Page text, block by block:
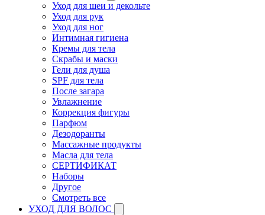
Уход для шеи и декольте
Уход для рук
Уход для ног
Интимная гигиена
Кремы для тела
Скрабы и маски
Гели для душа
SPF для тела
После загара
Увлажнение
Коррекция фигуры
Парфюм
Дезодоранты
Массажные продукты
Масла для тела
СЕРТИФИКАТ
Наборы
Другое
Смотреть все
УХОД ДЛЯ ВОЛОС